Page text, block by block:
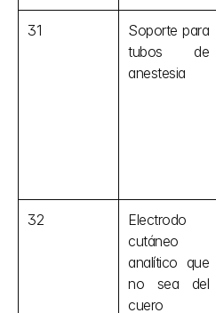
31
Soporte para
tubos de
anestesia
32
Electrodo
cutáneo
analítico que
no sea del
cuero